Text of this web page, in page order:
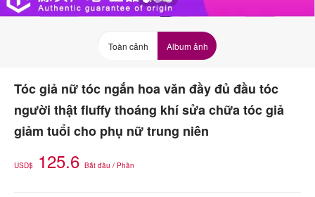
Toàn cảnh Album ảnh
Tóc giả nữ tóc ngắn hoa văn đầy đủ đầu tóc
người thật fluffy thoáng khí sửa chữa tóc giả
giảm tuổi cho phụ nữ trung niên
USD$ 125.6 Bắt đầu / Phần